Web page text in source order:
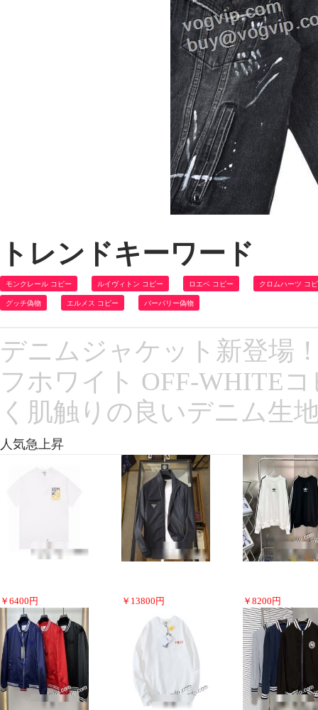
トレンドキーワード
モンクレール コピー ルイヴィトン コピー ロエベ コピー クロムハーツ コ
グッチ偽物 エルメス コピー バーバリー偽物
デニムジャケット新登場
フホワイト OFF-WHITE
く肌触りの良いデニム生
人気急上昇
￥ 6400 円 ￥ 13800 円 ￥ 8200 円